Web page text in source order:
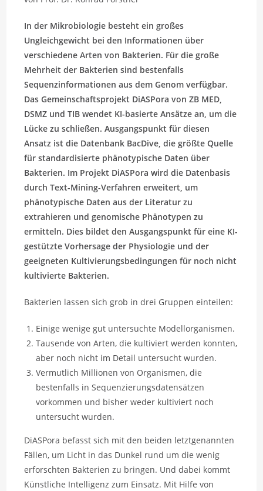
In der Mikrobiologie besteht ein großes
Ungleichgewicht bei den Informationen über
verschiedene Arten von Bakterien. Für die große
Mehrheit der Bakterien sind bestenfalls
Sequenzinformationen aus dem Genom verfügbar.
Das Gemeinschaftsprojekt DiASPora von ZB MED,
DSMZ und TIB wendet KI-basierte Ansätze an, um die
Lücke zu schließen. Ausgangspunkt für diesen
Ansatz ist die Datenbank BacDive, die größte Quelle
für standardisierte phänotypische Daten über
Bakterien. Im Projekt DiASPora wird die Datenbasis
durch Text-Mining-Verfahren erweitert, um
phänotypische Daten aus der Literatur zu
extrahieren und genomische Phänotypen zu
ermitteln. Dies bildet den Ausgangspunkt für eine KI-
gestützte Vorhersage der Physiologie und der
geeigneten Kultivierungsbedingungen für noch nicht
kultivierte Bakterien.
Bakterien lassen sich grob in drei Gruppen einteilen:
Einige wenige gut untersuchte Modellorganismen.
Tausende von Arten, die kultiviert werden konnten,
aber noch nicht im Detail untersucht wurden.
Vermutlich Millionen von Organismen, die
bestenfalls in Sequenzierungsdatensätzen
vorkommen und bisher weder kultiviert noch
untersucht wurden.
DiASPora befasst sich mit den beiden letztgenannten
Fällen, um Licht in das Dunkel rund um die wenig
erforschten Bakterien zu bringen. Und dabei kommt
Künstliche Intelligenz zum Einsatz. Mit Hilfe von